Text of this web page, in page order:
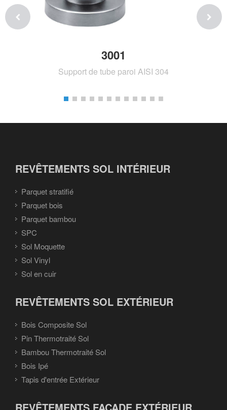
3001
Support de tube paroi AISI 304
REVÊTEMENTS SOL INTÉRIEUR
Parquet stratifié
Parquet bois
Parquet bambou
SPC
Sol Moquette
Sol Vinyl
Sol en cuir
REVÊTEMENTS SOL EXTÉRIEUR
Bois Composite Sol
Pin Thermotraité Sol
Bambou Thermotraité Sol
Bois Ipé
Tapis d'entrée Extérieur